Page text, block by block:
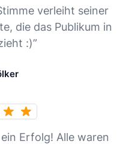
verleiht seiner
die das Publikum in
:)”
Erfolg! Alle waren